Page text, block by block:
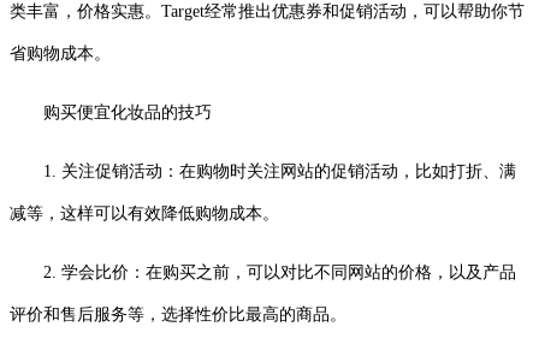
类丰富，价格实惠。Target经常推出优惠券和促销活动，可以帮助你节
省购物成本。
购买便宜化妆品的技巧
1. 关注促销活动：在购物时关注网站的促销活动，比如打折、满
减等，这样可以有效降低购物成本。
2. 学会比价：在购买之前，可以对比不同网站的价格，以及产品
评价和售后服务等，选择性价比最高的商品。